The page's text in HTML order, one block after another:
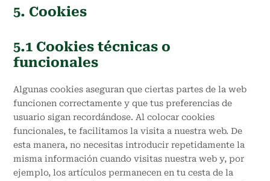
5. Cookies
5.1 Cookies técnicas o
funcionales
Algunas cookies aseguran que ciertas partes de la web
funcionen correctamente y que tus preferencias de
usuario sigan recordándose. Al colocar cookies
funcionales, te facilitamos la visita a nuestra web. De
esta manera, no necesitas introducir repetidamente la
misma información cuando visitas nuestra web y, por
ejemplo, los artículos permanecen en tu cesta de la